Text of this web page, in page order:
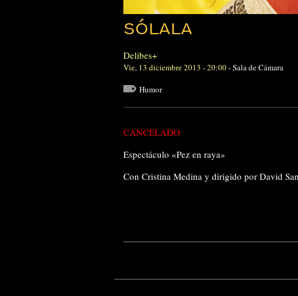
SÓLALA
Delibes+
Vie, 13 diciembre 2013 - 20:00-Sala de Cámara
Humor
CANCELADO
Espectáculo «Pez en raya»
Con Cristina Medina y dirigido por David